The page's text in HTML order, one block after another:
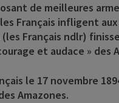
de meilleures
Français infligent
Français ndlr)
et audace » des
le 17 novembre
Amazones.